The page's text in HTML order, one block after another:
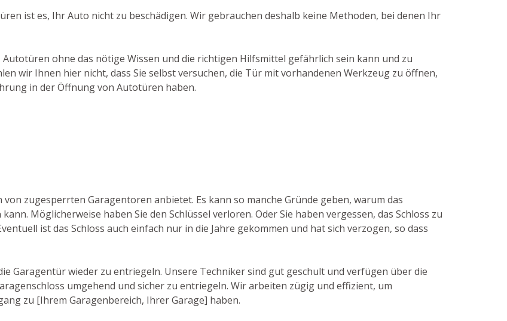
ist es, Ihr Auto nicht zu beschädigen. Wir gebrauchen deshalb keine Methoden, bei denen Ihr
ohne das nötige Wissen und die richtigen Hilfsmittel gefährlich sein kann und zu
wir Ihnen hier nicht, dass Sie selbst versuchen, die Tür mit vorhandenen Werkzeug zu öffnen,
in der Öffnung von Autotüren haben.
zugesperrten Garagentoren anbietet. Es kann so manche Gründe geben, warum das
Möglicherweise haben Sie den Schlüssel verloren. Oder Sie haben vergessen, das Schloss zu
ist das Schloss auch einfach nur in die Jahre gekommen und hat sich verzogen, so dass
Garagentür wieder zu entriegeln. Unsere Techniker sind gut geschult und verfügen über die
umgehend und sicher zu entriegeln. Wir arbeiten zügig und effizient, um
zu [Ihrem Garagenbereich, Ihrer Garage] haben.